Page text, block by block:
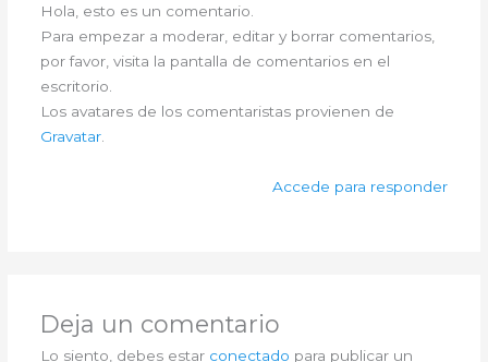
Hola, esto es un comentario.
Para empezar a moderar, editar y borrar comentarios,
por favor, visita la pantalla de comentarios en el
escritorio.
Los avatares de los comentaristas provienen de
Gravatar.
Accede para responder
Deja un comentario
Lo siento, debes estar conectado para publicar un